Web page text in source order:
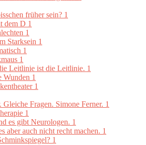
früher sein? 1
dem D 1
1
Starksein 1
1
1
Leitlinie ist die Leitlinie. 1
Wunden 1
1
Gleiche Fragen. Simone Ferner. 1
1
es gibt Neurologen. 1
aber auch nicht recht machen. 1
1